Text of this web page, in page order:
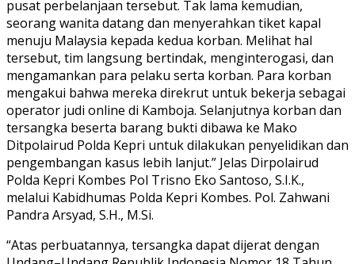
pusat perbelanjaan tersebut. Tak lama kemudian,
seorang wanita datang dan menyerahkan tiket kapal
menuju Malaysia kepada kedua korban. Melihat hal
tersebut, tim langsung bertindak, menginterogasi, dan
mengamankan para pelaku serta korban. Para korban
mengakui bahwa mereka direkrut untuk bekerja sebagai
operator judi online di Kamboja. Selanjutnya korban dan
tersangka beserta barang bukti dibawa ke Mako
Ditpolairud Polda Kepri untuk dilakukan penyelidikan dan
pengembangan kasus lebih lanjut.” Jelas Dirpolairud
Polda Kepri Kombes Pol Trisno Eko Santoso, S.I.K.,
melalui Kabidhumas Polda Kepri Kombes. Pol. Zahwani
Pandra Arsyad, S.H., M.Si.
“Atas perbuatannya, tersangka dapat dijerat dengan